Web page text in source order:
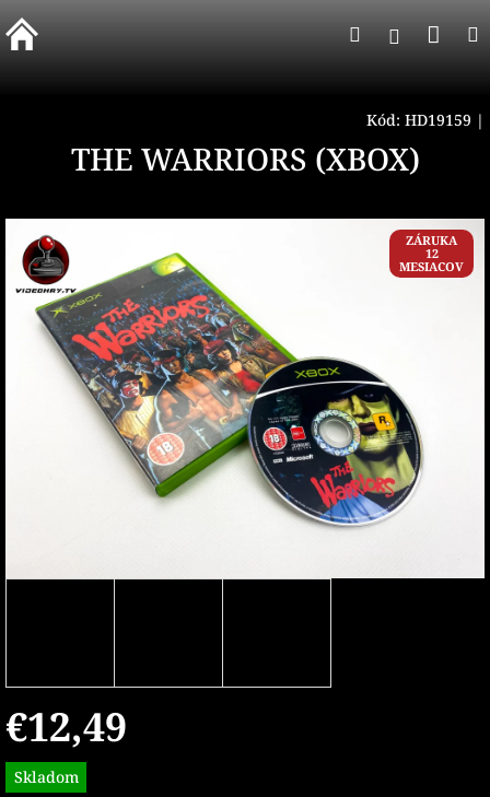
na
obsah
Hľadať
Kód: HD19159 |
THE WARRIORS (XBOX)
ZÁRUKA
12
MESIACOV
€12,49
Jednotková
cena:
Skladom